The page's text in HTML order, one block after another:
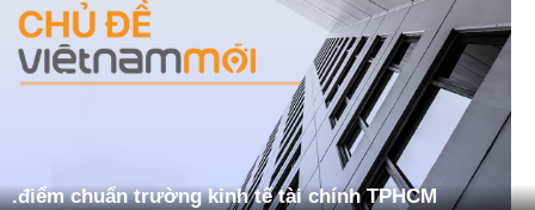
.điểm chuẩn trường kinh tế tài chính TPHCM